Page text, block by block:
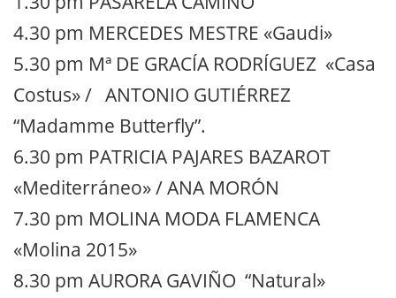
4.30 pm MERCEDES MESTRE «Gaudi»
5.30 pm Mª DE GRACÍA RODRÍGUEZ «Casa
Costus» / ANTONIO GUTIÉRREZ
“Madamme Butterfly”.
6.30 pm PATRICIA PAJARES BAZAROT
«Mediterráneo» / ANA MORÓN
7.30 pm MOLINA MODA FLAMENCA
«Molina 2015»
8.30 pm AURORA GAVIÑO “Natural»